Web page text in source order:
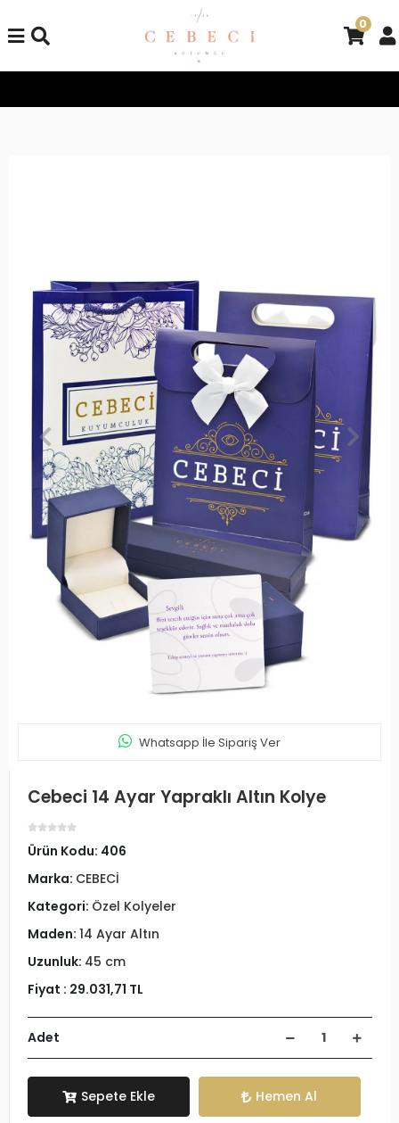
0
Whatsapp İle Sipariş Ver
Cebeci 14 Ayar Yapraklı Altın Kolye
Ürün Kodu: 406
Marka: CEBECİ
Kategori: Özel Kolyeler
Maden: 14 Ayar Altın
Uzunluk: 45 cm
Fiyat : 29.031,71 TL
Adet
Sepete Ekle Hemen Al